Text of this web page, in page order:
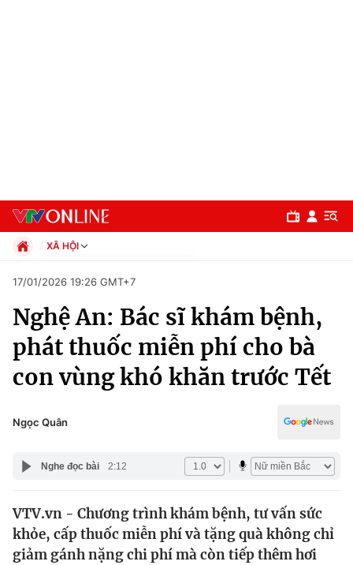
Chuyên mục
Chính trị
Thế giới
XÃ HỘI
Xã hội
Pháp luật
Kinh tế
Thể thao
Truyền hình
Văn hóa - Giải trí
Giáo dục
17/01/2026 19:26 GMT+7
Nghệ An: Bác sĩ khám bệnh,
phát thuốc miễn phí cho bà
con vùng khó khăn trước Tết
Ngọc Quân
Nghe đọc bài 2:12
VTV.vn - Chương trình khám bệnh, tư vấn sức
khỏe, cấp thuốc miễn phí và tặng quà không chỉ
giảm gánh nặng chi phí mà còn tiếp thêm hơi